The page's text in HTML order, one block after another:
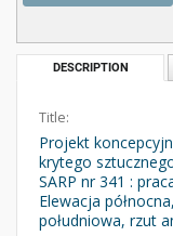
DESCRIPTION
Title:
Projekt
krytego
SARP nr 341 :
Elewacja
południowa, rzut